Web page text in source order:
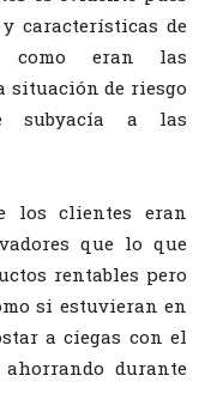
características de
como eran las
situación de riesgo
subyacía a las
los clientes eran
que lo que
rentables pero
si estuvieran en
a ciegas con el
durante